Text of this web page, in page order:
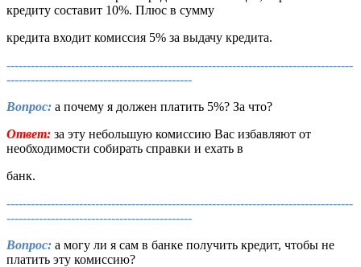
кредиту составит 10%. Плюс в сумму
кредита входит комиссия 5% за выдачу кредита.
--------------------------------------------------------------------------------------
----------------------------------------------
Вопрос: а почему я должен платить 5%? За что?
Ответ: за эту небольшую комиссию Вас избавляют от
необходимости собирать справки и ехать в
банк.
--------------------------------------------------------------------------------------
----------------------------------------------
Вопрос: а могу ли я сам в банке получить кредит, чтобы не
платить эту комиссию?